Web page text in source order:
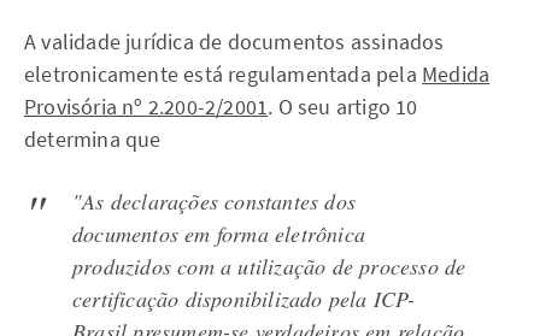
A validade jurídica de documentos assinados
eletronicamente está regulamentada pela Medida
Provisória nº 2.200-2/2001. O seu artigo 10
determina que
"As declarações constantes dos
documentos em forma eletrônica
produzidos com a utilização de processo de
certificação disponibilizado pela ICP-